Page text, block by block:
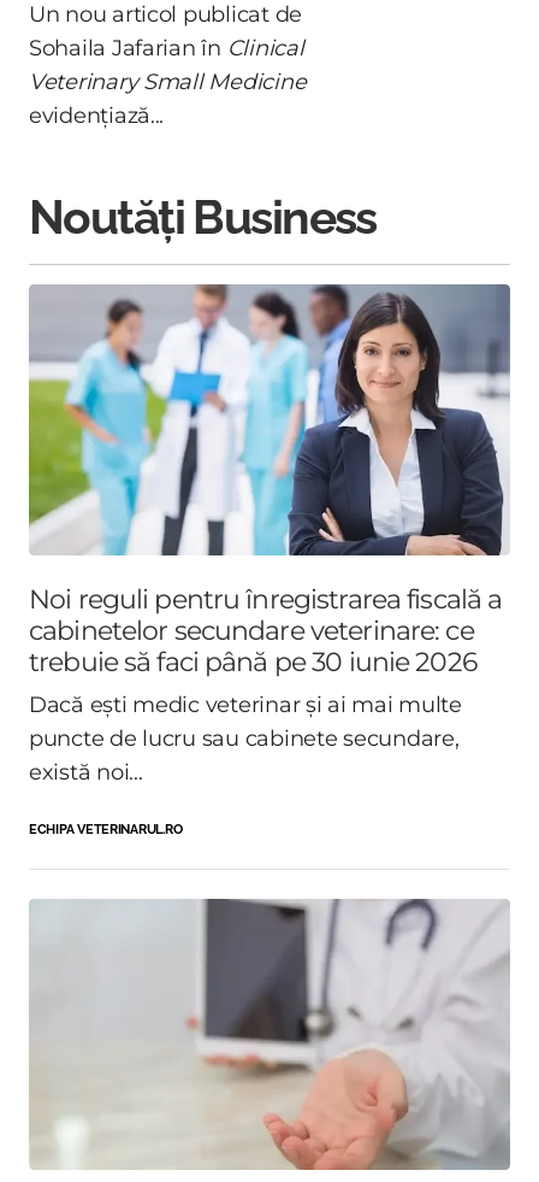
Un nou articol publicat de
Sohaila Jafarian în Clinical
Veterinary Small Medicine
evidențiază...
Noutăți Business
Noi reguli pentru înregistrarea fiscală a
cabinetelor secundare veterinare: ce
trebuie să faci până pe 30 iunie 2026
Dacă ești medic veterinar și ai mai multe
puncte de lucru sau cabinete secundare,
există noi...
ECHIPA VETERINARUL.RO